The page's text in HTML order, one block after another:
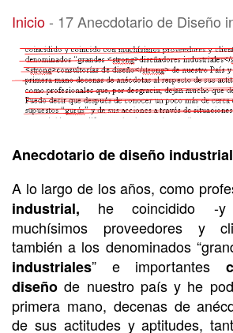
17 Anecdotario de Diseño
Inicio- 17 Anecdotario de Diseño
Anecdotario de diseño industrial
A lo largo de los años, como
industrial, he coincidido -y
muchísimos proveedores y
también a los denominados
industriales” e importantes
diseño de nuestro país y he
primera mano, decenas de
de sus actitudes y aptitudes,